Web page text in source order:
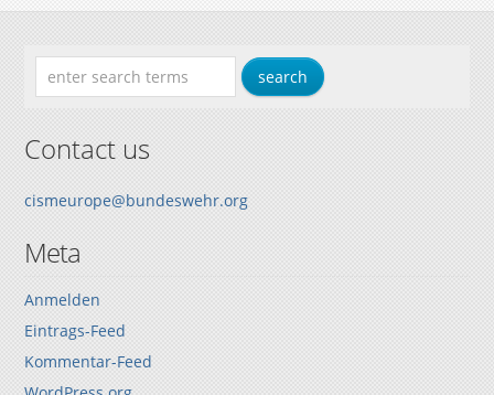
Contact us
cismeurope@bundeswehr.org
Meta
Anmelden
Eintrags-Feed
Kommentar-Feed